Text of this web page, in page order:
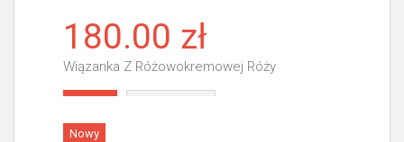
180.00 zł
Wiązanka Z Różowokremowej Róży
Nowy